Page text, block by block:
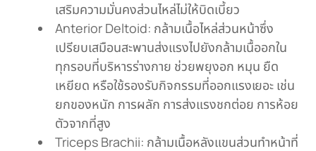
เสริมความมั่นคงส่วนไหล่ไม่ให้บิดเบี้ยว
Anterior Deltoid: กล้ามเนื้อไหล่ส่วนหน้าซึ่ง
เปรียบเสมือนสะพานส่งแรงไปยังกล้ามเนื้ออกใน
ทุกรอบที่บริหารร่างกาย ช่วยพยุงอก หมุน ยืด
เหยียด หรือใช้รองรับกิจกรรมที่ออกแรงเยอะ เช่น
ยกของหนัก การผลัก การส่งแรงชกต่อย การห้อย
ตัวจากที่สูง
Triceps Brachii: กล้ามเนื้อหลังแขนส่วนทำหน้าที่